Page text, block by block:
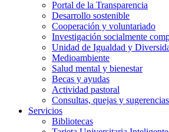
Portal de la Transparencia
Desarrollo sostenible
Cooperación y voluntariado
Investigación socialmente
Unidad de Igualdad y
Medioambiente
Salud mental y bienestar
Becas y ayudas
Actividad pastoral
Consultas, quejas y sugerencias
Servicios
Bibliotecas